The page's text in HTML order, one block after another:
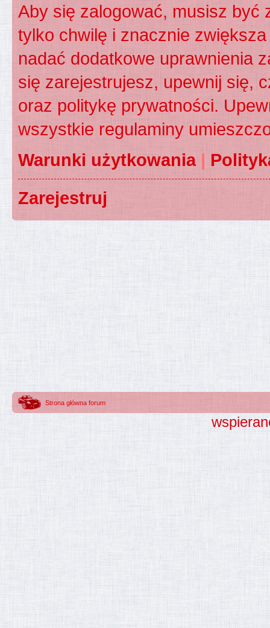
Aby się zalogować, musisz być
tylko chwilę i znacznie
nadać dodatkowe uprawnienia
się zarejestrujesz, upewnij się,
oraz politykę prywatności.
wszystkie regulaminy
Warunki użytkowania|
Zarejestruj
Strona główna forum